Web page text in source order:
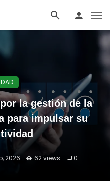
la gestión de la
para impulsar su
2026 62 views 0